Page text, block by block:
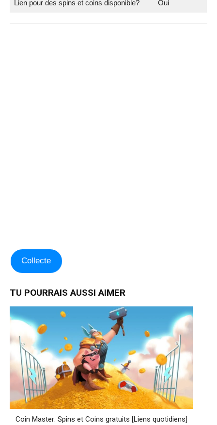
Lien pour des spins et coins disponible? Oui
Collecte
TU POURRAIS AUSSI AIMER
Coin Master: Spins et Coins gratuits [Liens quotidiens]